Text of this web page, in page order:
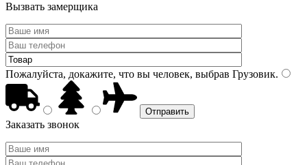
Вызвать замерщика
Пожалуйста, докажите, что вы человек, выбрав Грузовик.
Заказать звонок